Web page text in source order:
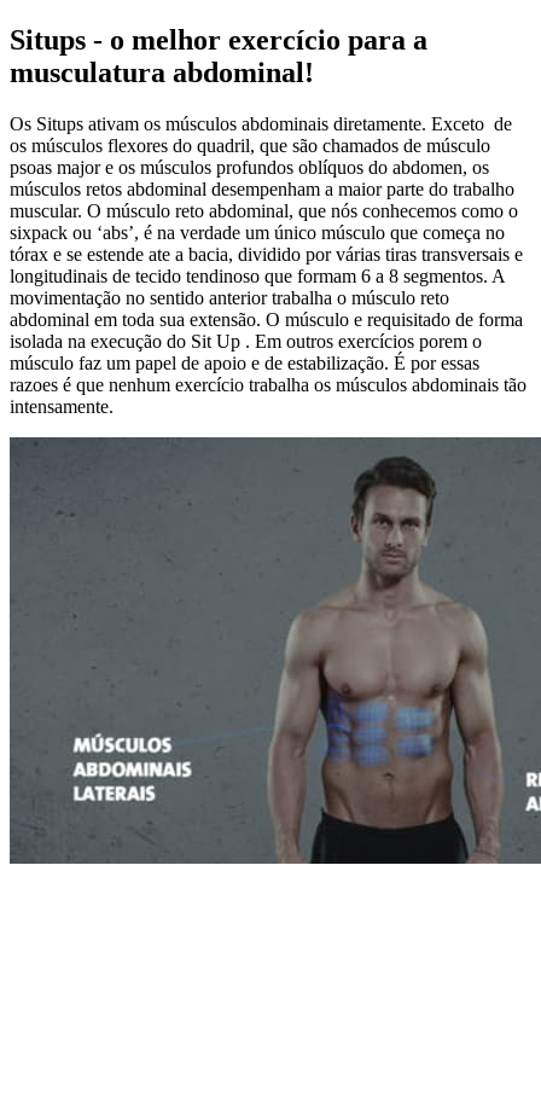
Situps - o melhor exercício para a
musculatura abdominal!
Os Situps ativam os músculos abdominais diretamente. Exceto de
os músculos flexores do quadril, que são chamados de músculo
psoas major e os músculos profundos oblíquos do abdomen, os
músculos retos abdominal desempenham a maior parte do trabalho
muscular. O músculo reto abdominal, que nós conhecemos como o
sixpack ou ‘abs’, é na verdade um único músculo que começa no
tórax e se estende ate a bacia, dividido por várias tiras transversais e
longitudinais de tecido tendinoso que formam 6 a 8 segmentos. A
movimentação no sentido anterior trabalha o músculo reto
abdominal em toda sua extensão. O músculo e requisitado de forma
isolada na execução do Sit Up . Em outros exercícios porem o
músculo faz um papel de apoio e de estabilização. É por essas
razoes é que nenhum exercício trabalha os músculos abdominais tão
intensamente.